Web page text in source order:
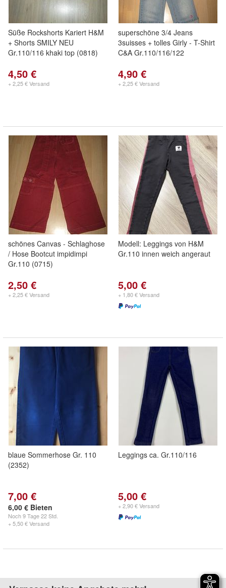
Süße Rockshorts Kariert H&M
+ Shorts SMILY NEU
Gr.110/116 khaki top (0818)
4,50 €
+ 2,25 € Versand
superschöne 3/4 Jeans
3suisses + tolles Girly - T-Shirt
C&A Gr.110/116/122
4,90 €
+ 2,25 € Versand
schönes Canvas - Schlaghose
/ Hose Bootcut impidimpi
Gr.110 (0715)
2,50 €
+ 2,25 € Versand
Modell: Leggings von H&M
Gr.110 innen weich angeraut
5,00 €
+ 1,80 € Versand
blaue Sommerhose Gr. 110
(2352)
7,00 €
6,00 € Bieten
Noch9 Tage 22 Std.
+ 5,50 € Versand
Leggings ca. Gr.110/116
5,00 €
+ 2,90 € Versand